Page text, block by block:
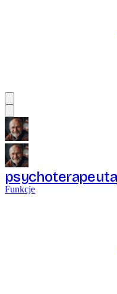
psychoterapeuta
Funkcje